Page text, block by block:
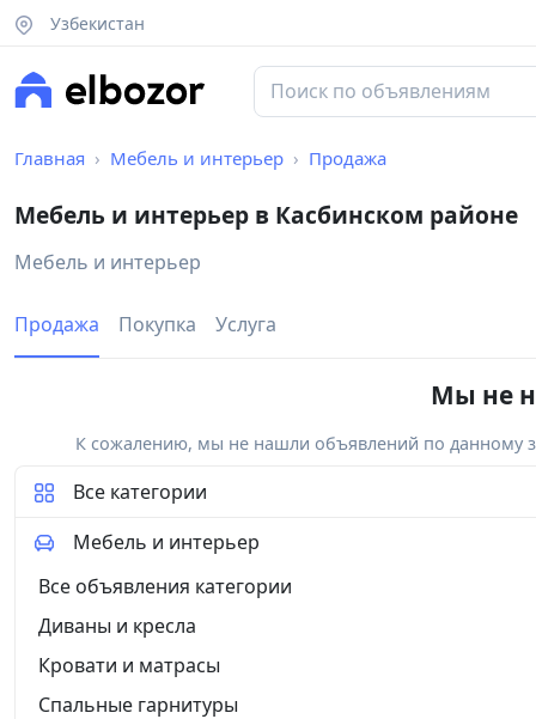
Узбекистан
Главная Мебель и интерьер Продажа
Мебель и интерьер в Касбинском районе
Мебель и интерьер
Продажа Покупка Услуга
Мы не
К сожалению, мы не нашли объявлений по данному
Все категории
Мебель и интерьер
Все объявления категории
Диваны и кресла
Кровати и матрасы
Спальные гарнитуры